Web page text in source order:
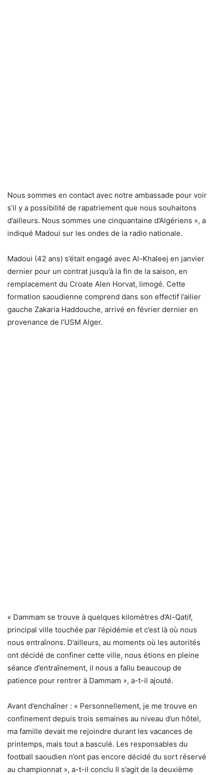
Nous sommes en contact avec notre ambassade pour voir
s’il y a possibilité de rapatriement que nous souhaitons
d’ailleurs. Nous sommes une cinquantaine d’Algériens », a
indiqué Madoui sur les ondes de la radio nationale.
Madoui (42 ans) s’était engagé avec Al-Khaleej en janvier
dernier pour un contrat jusqu’à la fin de la saison, en
remplacement du Croate Alen Horvat, limogé. Cette
formation saoudienne comprend dans son effectif l’ailier
gauche Zakaria Haddouche, arrivé en février dernier en
provenance de l’USM Alger.
« Dammam se trouve à quelques kilomètres d’Al-Qatif,
principal ville touchée par l’épidémie et c’est là où nous
nous entraînons. D’ailleurs, au moments où les autorités
ont décidé de confiner cette ville, nous étions en pleine
séance d’entraînement, il nous a fallu beaucoup de
patience pour rentrer à Dammam », a-t-il ajouté.
Avant d’enchaîner : « Personnellement, je me trouve en
confinement depuis trois semaines au niveau d’un hôtel,
ma famille devait me rejoindre durant les vacances de
printemps, mais tout a basculé. Les responsables du
football saoudien n’ont pas encore décidé du sort réservé
au championnat », a-t-il conclu Il s’agit de la deuxième